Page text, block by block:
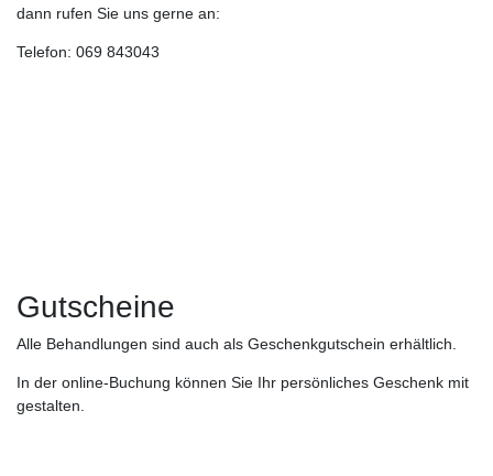
dann rufen Sie uns gerne an:
Telefon: 069 843043
Gutscheine
Alle Behandlungen sind auch als Geschenkgutschein erhältlich.
In der online-Buchung können Sie Ihr persönliches Geschenk mit
gestalten.